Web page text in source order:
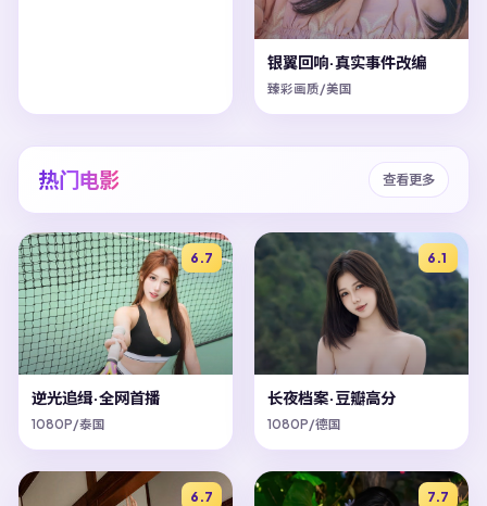
银翼回响·真实事件改编
臻彩画质/美国
热门电影 查看更多
6.7
逆光追缉·全网首播
1080P/泰国
6.1
长夜档案·豆瓣高分
1080P/德国
6.7 7.7